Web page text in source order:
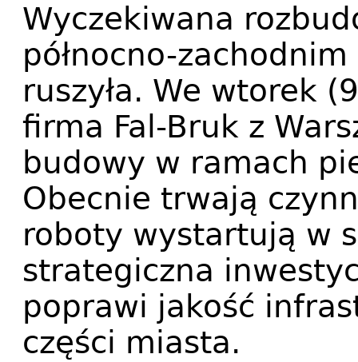
Wyczekiwana
północno-
ruszyła. We wtorek
firma Fal-Bruk z
budowy w ramach
Obecnie trwają
roboty wystartują w
strategiczna
poprawi jakość
części miasta.